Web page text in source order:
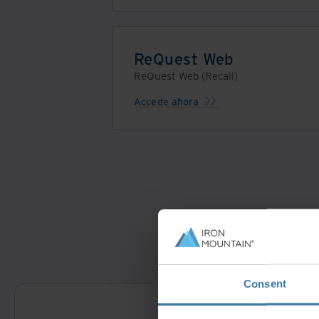
Consent
ReQuest Web
ReQuest Web (Recall)
Accede ahora